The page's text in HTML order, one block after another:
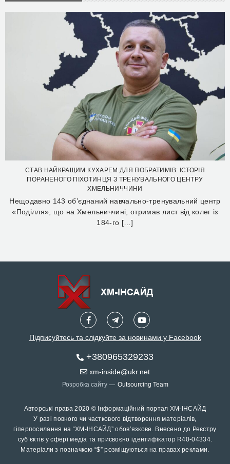
СТАВ НАЙКРАЩИМ КУХАРЕМ ДЛЯ ПОБРАТИМІВ: ІСТОРІЯ
ПОРАНЕНОГО ПІХОТИНЦЯ З ТРЕНУВАЛЬНОГО ЦЕНТРУ
ХМЕЛЬНИЧЧИНИ
Нещодавно 143 об’єднаний навчально-тренувальний центр
«Поділля», що на Хмельниччині, отримав лист від колег із
184-го […]
Підписуйтесь та слідкуйте за новинами у Facebook
+380965329233
xm-inside@ukr.net
Розробка сайту — Outsourcing Team
Авторські права 2020 © Інформаційний портал ХМ-ІНСАЙД
У разі повного чи часткового відтворення матеріалів,
гіперпосилання на “ХМ-ІНСАЙД” обов’язкове. Внесено до Реєстру
суб’єктів у сфері медіа та присвоєно ідентифікатор R40-04334.
Матеріали з позначкою “$” розміщуються на правах реклами.